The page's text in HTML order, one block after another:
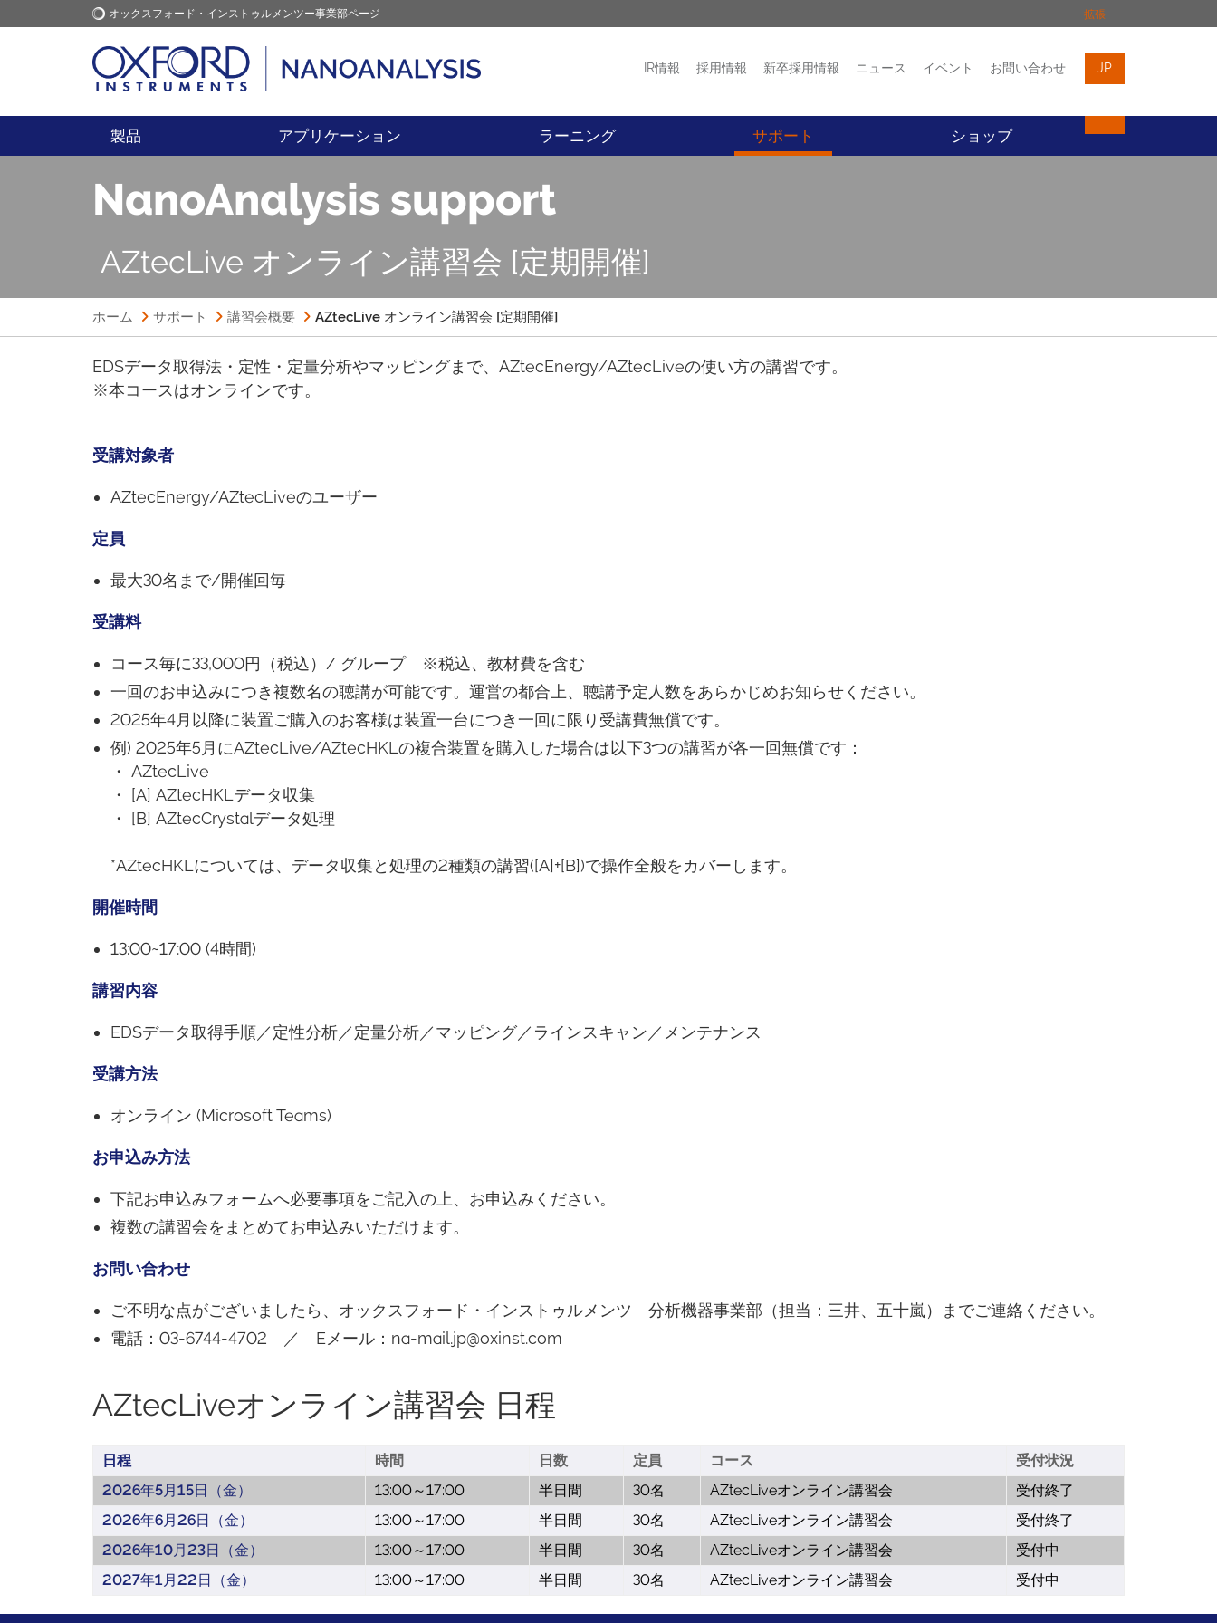
オックスフォード・インストゥルメンツー事業部ページ 拡張
オックスフォード・インス
トゥルメンツ
アプリケーション ニュース イベント お問い合わせ
IR情報 採用情報 新卒採用情報 ニュース イベント お問い合わせ JP
製品 アプリケーション ラーニング サポート ショップ
NanoAnalysis support
AZtecLive オンライン講習会 [定期開催]
ホーム サポート 講習会概要 AZtecLive オンライン講習会 [定期開催]
EDSデータ取得法・定性・定量分析やマッピングまで、AZtecEnergy/AZtecLiveの使い方の講習です。
※本コースはオンラインです。
受講対象者
AZtecEnergy/AZtecLiveのユーザー
定員
最大30名まで/開催回毎
受講料
コース毎に33,000円（税込）/ グループ ※税込、教材費を含む
一回のお申込みにつき複数名の聴講が可能です。運営の都合上、聴講予定人数をあらかじめお知らせください。
2025年4月以降に装置ご購入のお客様は装置一台につき一回に限り受講費無償です。
例) 2025年5月にAZtecLive/AZtecHKLの複合装置を購入した場合は以下3つの講習が各一回無償です：
・ AZtecLive
・ [A] AZtecHKLデータ収集
・ [B] AZtecCrystalデータ処理
*AZtecHKLについては、データ収集と処理の2種類の講習([A]+[B])で操作全般をカバーします。
開催時間
13:00~17:00 (4時間)
講習内容
EDSデータ取得手順／定性分析／定量分析／マッピング／ラインスキャン／メンテナンス
受講方法
オンライン (Microsoft Teams)
お申込み方法
下記お申込みフォームへ必要事項をご記入の上、お申込みください。
複数の講習会をまとめてお申込みいただけます。
お問い合わせ
ご不明な点がございましたら、オックスフォード・インストゥルメンツ 分析機器事業部（担当：三井、五十嵐）までご連絡ください。
電話：03-6744-4702 ／ Eメール：na-mail.jp@oxinst.com
AZtecLiveオンライン講習会 日程
日程 時間 日数 定員 コース
受付状況
2026年5月15日（金）
13:00～17:00 半日間 30名 AZtecLiveオンライン講習会
受付終了
2026年6月26日（金）
13:00～17:00 半日間 30名 AZtecLiveオンライン講習会
受付終了
2026年10月23日（金）
13:00～17:00 半日間 30名 AZtecLiveオンライン講習会
受付中
2027年1月22日（金）
13:00～17:00 半日間 30名 AZtecLiveオンライン講習会 受付中